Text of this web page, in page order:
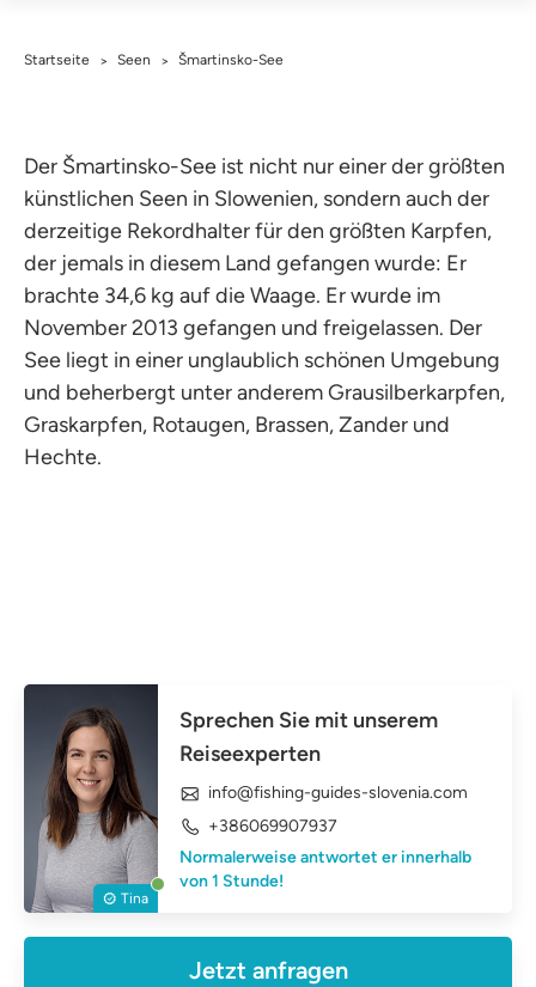
Startseite > Seen > Šmartinsko-See
Der Šmartinsko-See ist nicht nur einer der größten
künstlichen Seen in Slowenien, sondern auch der
derzeitige Rekordhalter für den größten Karpfen,
der jemals in diesem Land gefangen wurde: Er
brachte 34,6 kg auf die Waage. Er wurde im
November 2013 gefangen und freigelassen. Der
See liegt in einer unglaublich schönen Umgebung
und beherbergt unter anderem Grausilberkarpfen,
Graskarpfen, Rotaugen, Brassen, Zander und
Hechte.
Tina
Sprechen Sie mit unserem
Reiseexperten
info@fishing-guides-slovenia.com
+386069907937
Normalerweise antwortet er innerhalb
von 1 Stunde!
Jetzt anfragen